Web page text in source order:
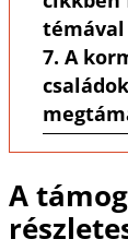
témával
7. A
A